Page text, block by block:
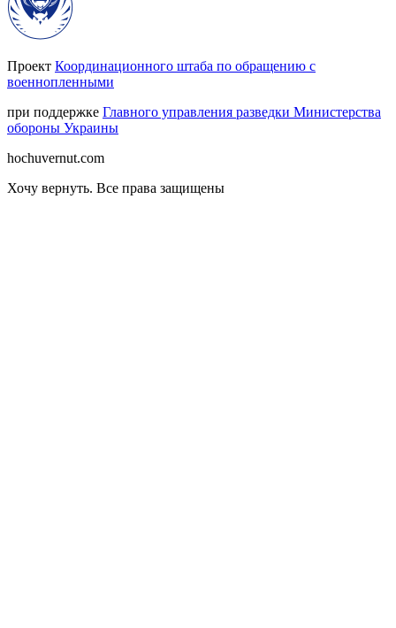
Проект Координационного штаба по обращению с
военнопленными
при поддержке Главного управления разведки Министерства
обороны Украины
hochuvernut.com
Хочу вернуть. Все права защищены